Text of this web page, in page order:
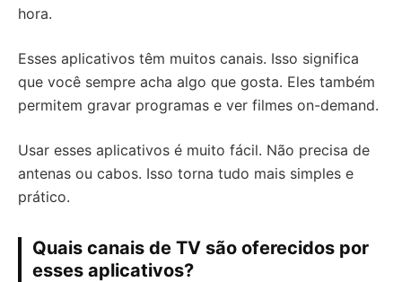
hora.
Esses aplicativos têm muitos canais. Isso significa
que você sempre acha algo que gosta. Eles também
permitem gravar programas e ver filmes on-demand.
Usar esses aplicativos é muito fácil. Não precisa de
antenas ou cabos. Isso torna tudo mais simples e
prático.
Quais canais de TV são oferecidos por
esses aplicativos?